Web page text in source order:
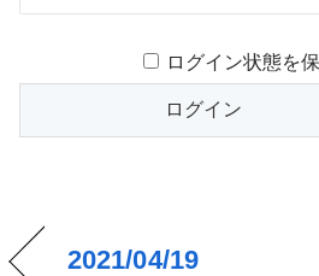
ログイン状態を
2021/04/19